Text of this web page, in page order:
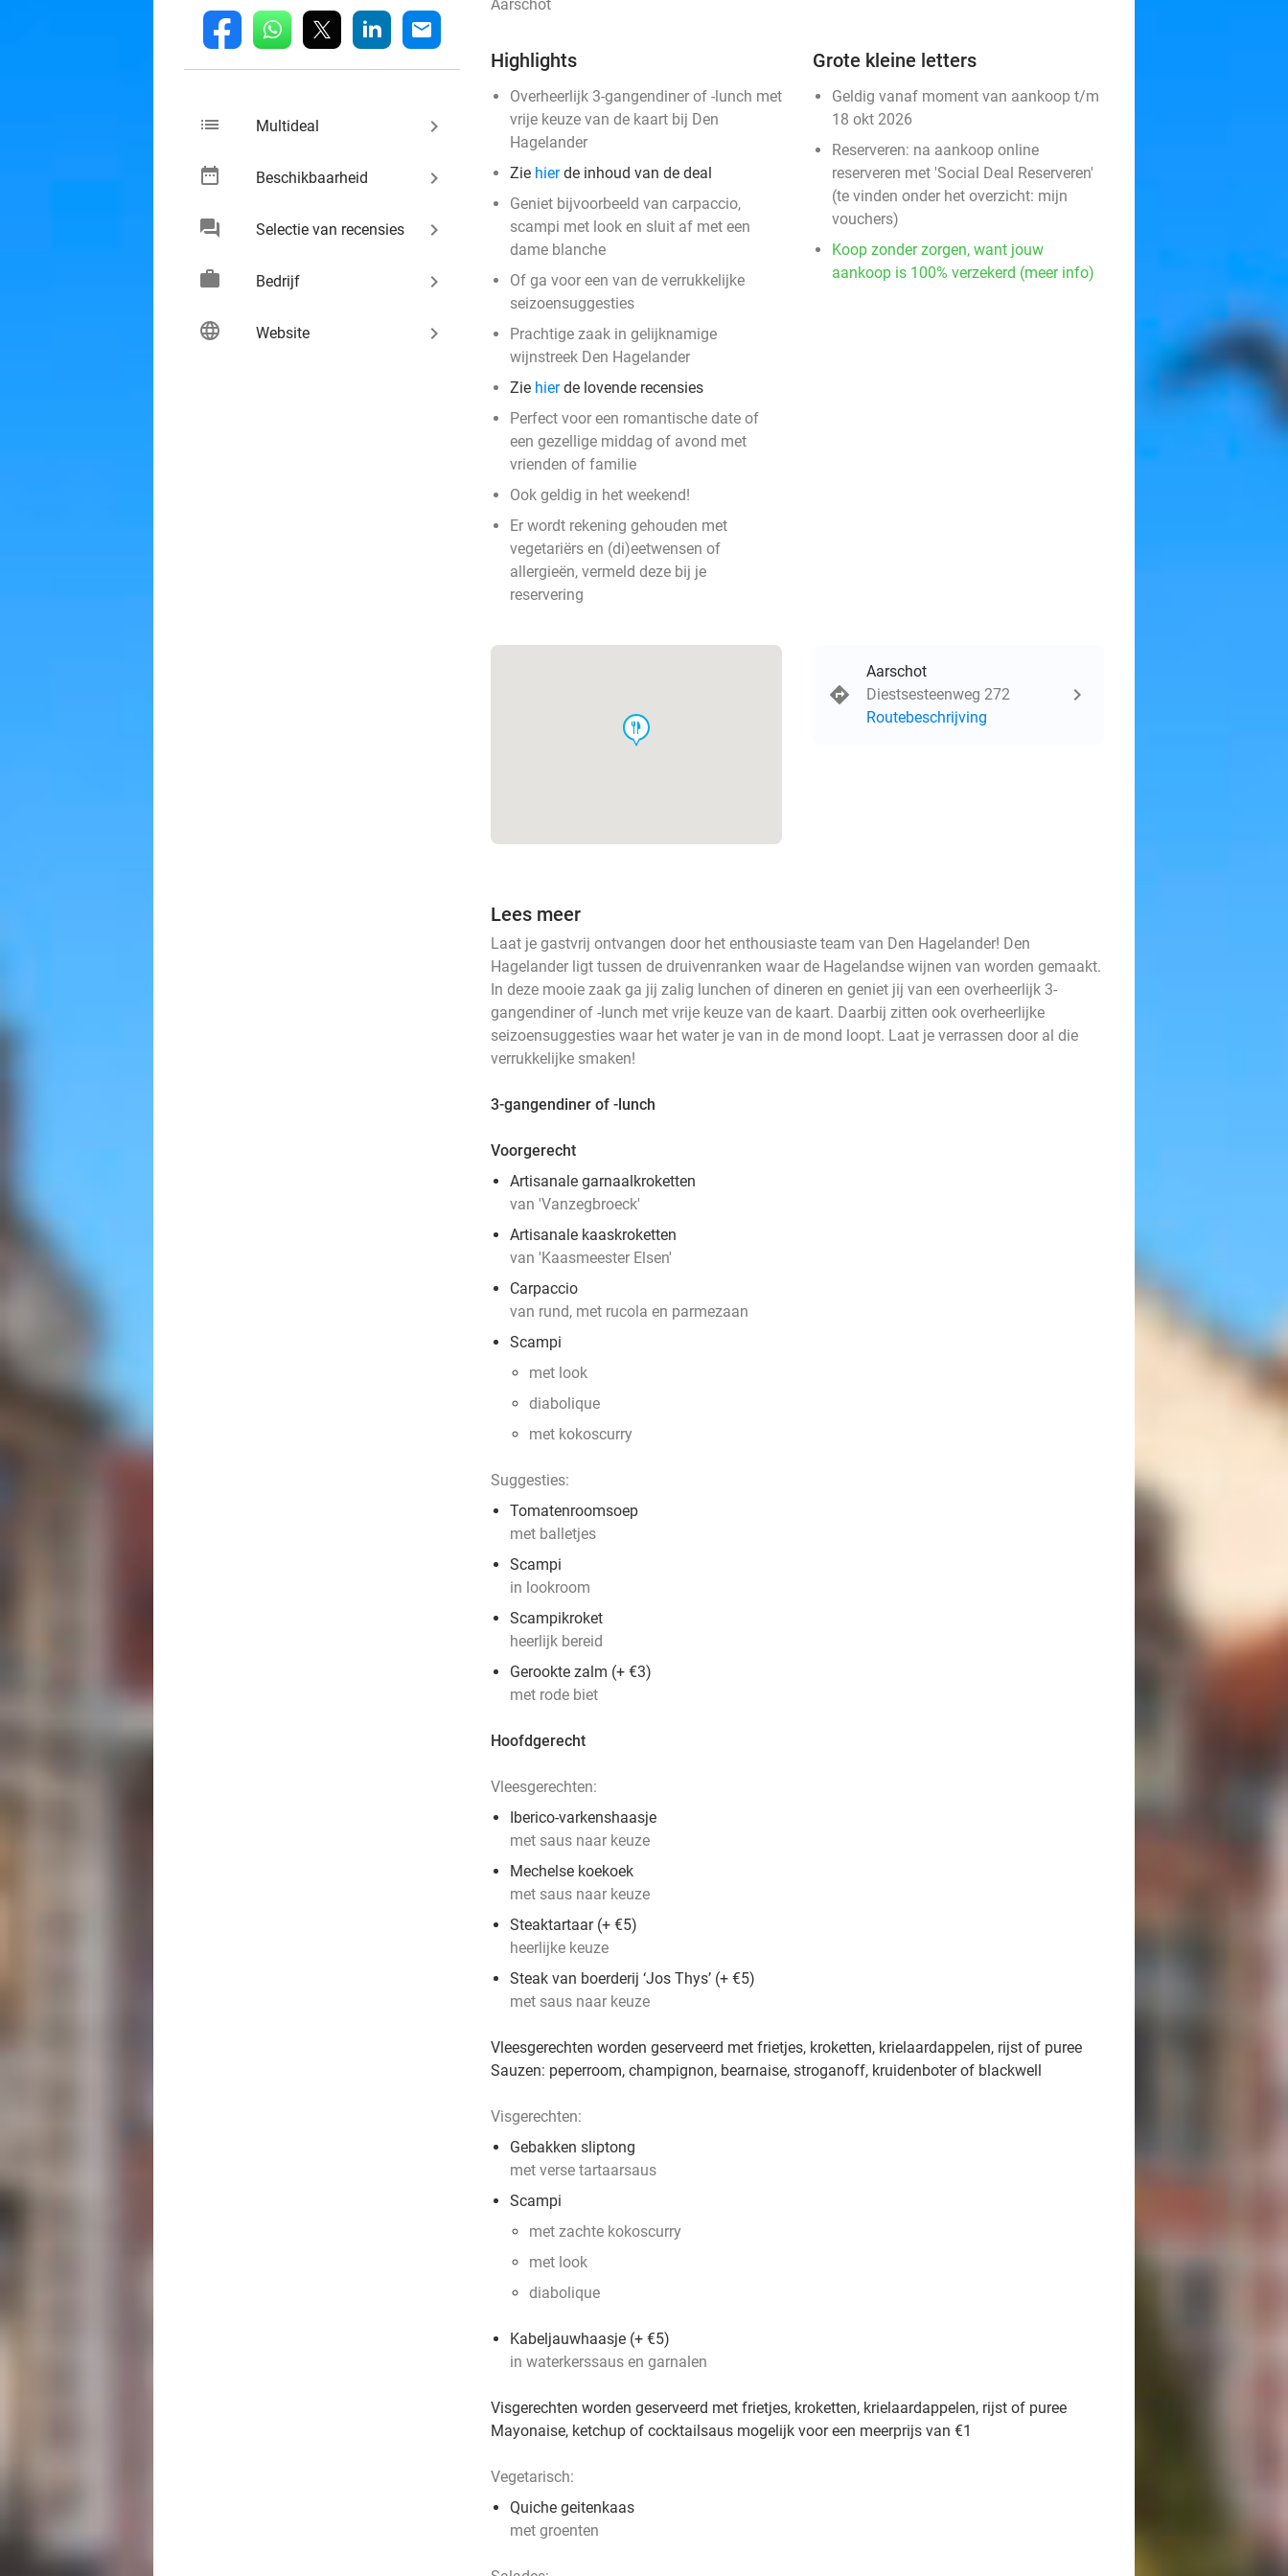
fb whatsapp linkedin mail
list Multideal keyboard_arrow_right
date_range Beschikbaarheid keyboard_arrow_right
chat Selectie van recensies keyboard_arrow_right
work Bedrijf keyboard_arrow_right
language Website keyboard_arrow_right
Aarschot
Highlights
Overheerlijk 3-gangendiner of -lunch met
vrije keuze van de kaart bij Den
Hagelander
Zie hierde inhoud van de deal
Geniet bijvoorbeeld van carpaccio,
scampi met look en sluit af met een
dame blanche
Of ga voor een van de verrukkelijke
seizoensuggesties
Prachtige zaak in gelijknamige
wijnstreek Den Hagelander
Zie hierde lovende recensies
Perfect voor een romantische date of
een gezellige middag of avond met
vrienden of familie
Ook geldig in het weekend!
Er wordt rekening gehouden met
vegetariërs en (di)eetwensen of
allergieën, vermeld deze bij je
reservering
Grote kleine letters
Geldig vanaf moment van aankoop t/m
18 okt 2026
Reserveren: na aankoop online
reserveren met 'Social Deal Reserveren'
(te vinden onder het overzicht: mijn
vouchers)
Koop zonder zorgen, want jouw
aankoop is 100% verzekerd (meer info)
food
Aarschot
Diestsesteenweg 272
Routebeschrijving
Lees meer
Laat je gastvrij ontvangen door het enthousiaste team van Den Hagelander! Den
Hagelander ligt tussen de druivenranken waar de Hagelandse wijnen van worden gemaakt.
In deze mooie zaak ga jij zalig lunchen of dineren en geniet jij van een overheerlijk 3-
gangendiner of -lunch met vrije keuze van de kaart. Daarbij zitten ook overheerlijke
seizoensuggesties waar het water je van in de mond loopt. Laat je verrassen door al die
verrukkelijke smaken!
3-gangendiner of -lunch
Voorgerecht
Artisanale garnaalkroketten
van 'Vanzegbroeck'
Artisanale kaaskroketten
van 'Kaasmeester Elsen'
Carpaccio
van rund, met rucola en parmezaan
Scampi
met look
diabolique
met kokoscurry
Suggesties:
Tomatenroomsoep
met balletjes
Scampi
in lookroom
Scampikroket
heerlijk bereid
Gerookte zalm (+ €3)
met rode biet
Hoofdgerecht
Vleesgerechten:
Iberico-varkenshaasje
met saus naar keuze
Mechelse koekoek
met saus naar keuze
Steaktartaar (+ €5)
heerlijke keuze
Steak van boerderij ‘Jos Thys’ (+ €5)
met saus naar keuze
Vleesgerechten worden geserveerd met frietjes, kroketten, krielaardappelen, rijst of puree
Sauzen: peperroom, champignon, bearnaise, stroganoff, kruidenboter of blackwell
Visgerechten:
Gebakken sliptong
met verse tartaarsaus
Scampi
met zachte kokoscurry
met look
diabolique
Kabeljauwhaasje (+ €5)
in waterkerssaus en garnalen
Visgerechten worden geserveerd met frietjes, kroketten, krielaardappelen, rijst of puree
Mayonaise, ketchup of cocktailsaus mogelijk voor een meerprijs van €1
Vegetarisch:
Quiche geitenkaas
met groenten